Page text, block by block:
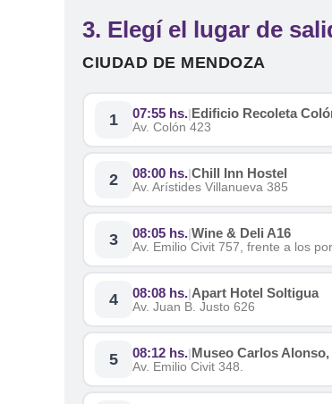
3. Elegí el lugar de
CIUDAD DE MENDOZA
1 07:55 hs.|Edificio Recoleta
Av. Colón 423
2 08:00 hs.|Chill Inn Hostel
Av. Arístides Villanueva 385
3 08:05 hs.|Wine & Deli A16
Av. Emilio Civit 757, frente a los
4 08:08 hs.|Apart Hotel Soltigua
Av. Juan B. Justo 626
5 08:12 hs.|Museo Carlos
Av. Emilio Civit 348.